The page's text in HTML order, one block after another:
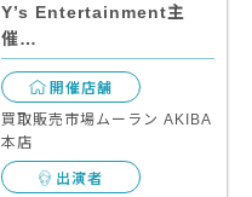
Y’s Entertainment主
催…
開催店舗
買取販売市場ムーラン AKIBA
本店
出演者